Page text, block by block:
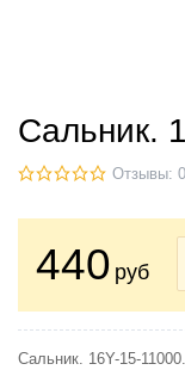
Сальник.
Отзывы: 0
440 руб
Сальник. 16Y-15-